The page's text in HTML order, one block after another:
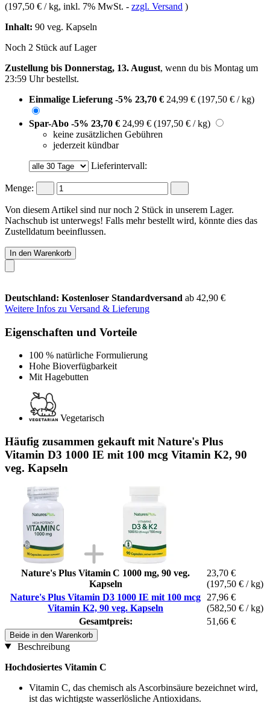
(197,50 € / kg, inkl. 7% MwSt. - zzgl. Versand )
Inhalt: 90 veg. Kapseln
Noch 2 Stück auf Lager
Zustellung bis Donnerstag, 13. August, wenn du bis Montag um
23:59 Uhrbestellst.
Einmalige Lieferung -5% 23,70 € 24,99 € (197,50 € / kg)
Spar-Abo -5% 23,70 € 24,99 € (197,50 € / kg)
keine zusätzlichen Gebühren
jederzeit kündbar
Lieferintervall:
Menge:
Von diesem Artikel sind nur noch 2 Stück in unserem Lager.
Nachschub ist unterwegs! Falls mehr bestellt wird, könnte dies das
Zustelldatum beeinflussen.
In den Warenkorb
Deutschland: Kostenloser Standardversand ab 42,90 €
Weitere Infos zu Versand & Lieferung
Eigenschaften und Vorteile
100 % natürliche Formulierung
Hohe Bioverfügbarkeit
Mit Hagebutten
Vegetarisch
Häufig zusammen gekauft mit Nature's Plus
Vitamin D3 1000 IE mit 100 mcg Vitamin K2, 90
veg. Kapseln
Nature's Plus Vitamin C 1000 mg, 90 veg.
Kapseln
23,70 €
(197,50 € / kg)
Nature's Plus Vitamin D3 1000 IE mit 100 mcg
Vitamin K2, 90 veg. Kapseln
27,96 €
(582,50 € / kg)
Gesamtpreis:
51,66 €
Beide in den Warenkorb
Beschreibung
Hochdosiertes Vitamin C
Vitamin C, das chemisch als Ascorbinsäure bezeichnet wird,
ist das wichtigste wasserlösliche Antioxidans.